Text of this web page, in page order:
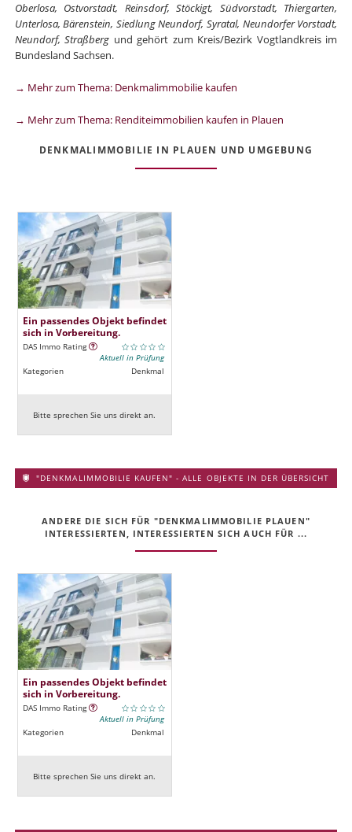
Oberlosa, Ostvorstadt, Reinsdorf, Stöckigt, Südvorstadt, Thiergarten,
Unterlosa, Bärenstein, Siedlung Neundorf, Syratal, Neundorfer Vorstadt,
Neundorf, Straßberg und gehört zum Kreis/Bezirk Vogtlandkreis im
Bundesland Sachsen.
→ Mehr zum Thema: Denkmalimmobilie kaufen
→ Mehr zum Thema: Renditeimmobilien kaufen in Plauen
DENKMALIMMOBILIE IN PLAUEN UND UMGEBUNG
Ein passendes Objekt befindet
sich in Vorbereitung.
DAS Immo Rating
Aktuell in Prüfung
Kategorien
Denkmal
Bitte sprechen Sie uns direkt an.
"DENKMALIMMOBILIE KAUFEN" - ALLE OBJEKTE IN DER ÜBERSICHT
ANDERE DIE SICH FÜR "DENKMALIMMOBILIE PLAUEN"
INTERESSIERTEN, INTERESSIERTEN SICH AUCH FÜR ...
Ein passendes Objekt befindet
sich in Vorbereitung.
DAS Immo Rating
Aktuell in Prüfung
Kategorien
Denkmal
Bitte sprechen Sie uns direkt an.